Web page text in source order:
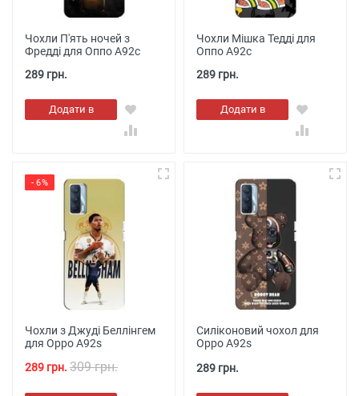
Чохли П'ять ночей з
Фредді для Оппо А92с
289 грн.
Додати в
кошик
Чохли Мішка Тедді для
Оппо А92с
289 грн.
Додати в
кошик
- 6%
Чохли з Джуді Беллінгем
для Oppo A92s
289 грн. 309 грн.
Силіконовий чохол для
Oppo A92s
289 грн.